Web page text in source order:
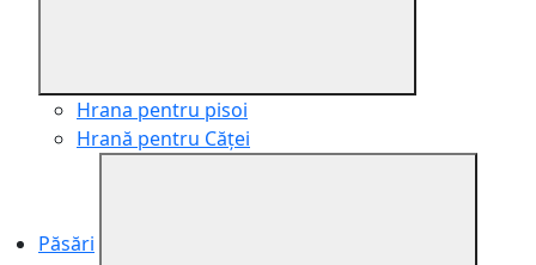
Hrana pentru pisoi
Hrană pentru Căței
Păsări